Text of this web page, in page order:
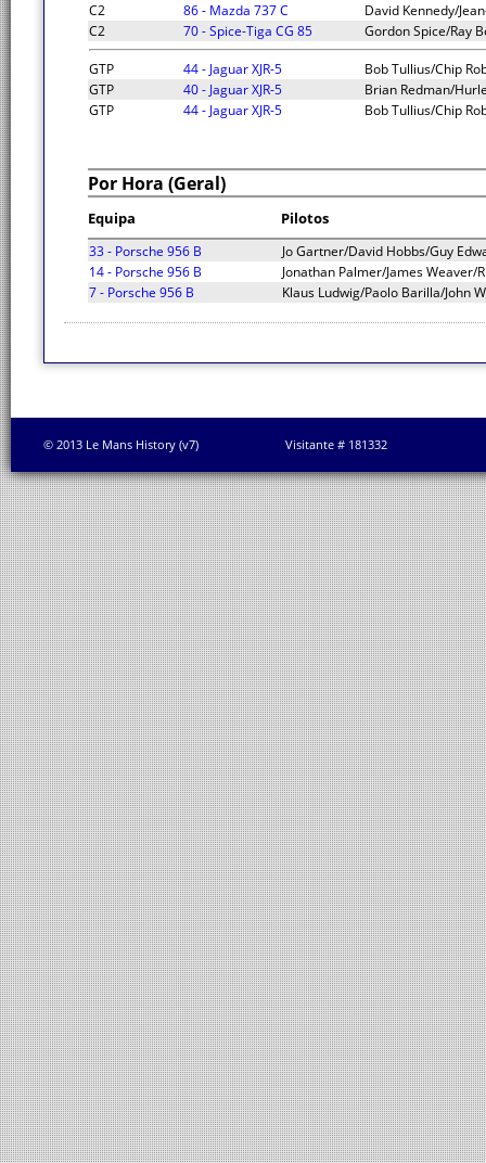
C2
86 - Mazda 737 C
David Kennedy/
C2
70 - Spice-Tiga CG 85 Gordon Spice/Ray
GTP 44 - Jaguar XJR-5
Bob Tullius/Chip
GTP
40 - Jaguar XJR-5
Brian Redman/
GTP
44 - Jaguar XJR-5 Bob Tullius/Chip
Por Hora (Geral)
Equipa Pilotos
33 - Porsche 956 B
Jo Gartner/David Hobbs/Guy
14 - Porsche 956 B
Jonathan Palmer/James Weaver/
7 - Porsche 956 B
Klaus Ludwig/Paolo Barilla/John
© 2013 Le Mans History (v7) Visitante # 181332